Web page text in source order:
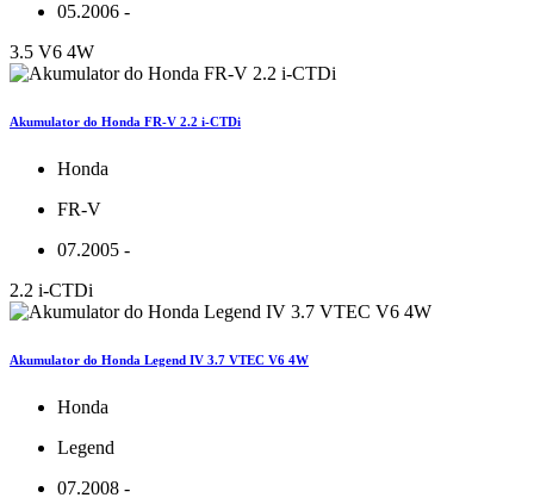
05.2006 -
3.5 V6 4W
Akumulator do Honda FR-V 2.2 i-CTDi
Honda
FR-V
07.2005 -
2.2 i-CTDi
Akumulator do Honda Legend IV 3.7 VTEC V6 4W
Honda
Legend
07.2008 -